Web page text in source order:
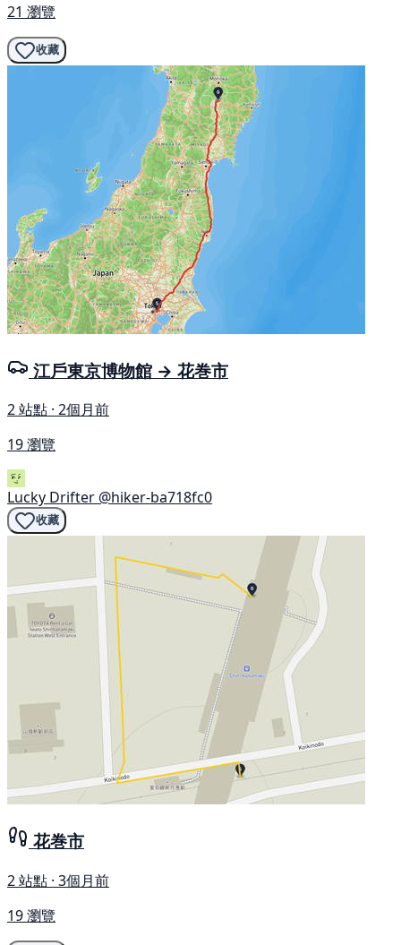
21 瀏覽
收藏
江戶東京博物館 → 花巻市
2 站點 · 2個月前
19 瀏覽
Lucky Drifter @hiker-ba718fc0
收藏
花巻市
2 站點 · 3個月前
19 瀏覽